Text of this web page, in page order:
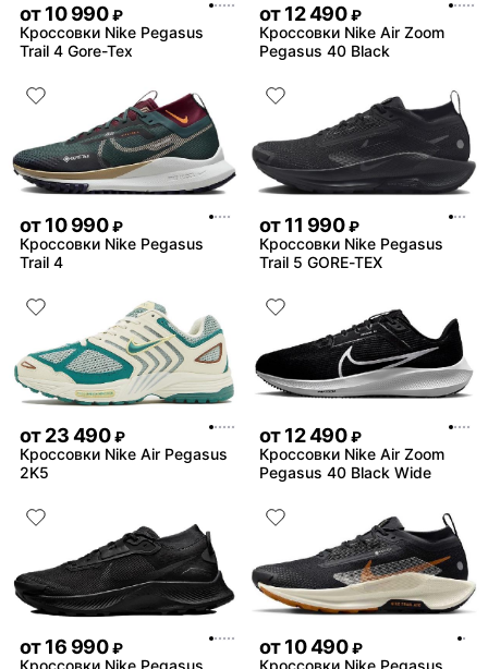
от10 990 ₽
Кроссовки Nike Pegasus
Trail 4 Gore-Tex
от12 490 ₽
Кроссовки Nike Air Zoom
Pegasus 40 Black
от10 990 ₽
Кроссовки Nike Pegasus
Trail 4
от11 990 ₽
Кроссовки Nike Pegasus
Trail 5 GORE-TEX
от23 490 ₽
Кроссовки Nike Air Pegasus
2K5
от12 490 ₽
Кроссовки Nike Air Zoom
Pegasus 40 Black Wide
от16 990 ₽
Кроссовки Nike Pegasus
от10 490 ₽
Кроссовки Nike Pegasus